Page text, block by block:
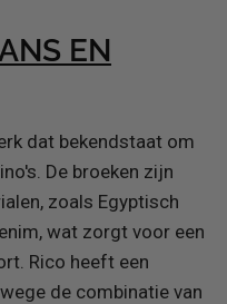
EN
dat bekendstaat om
De broeken zijn
zoals Egyptisch
wat zorgt voor een
Rico heeft een
de combinatie van